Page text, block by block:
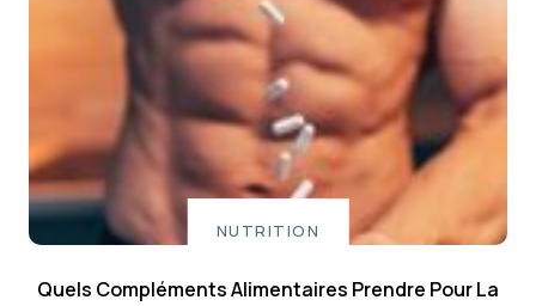
NUTRITION
Quels Compléments Alimentaires Prendre Pour La